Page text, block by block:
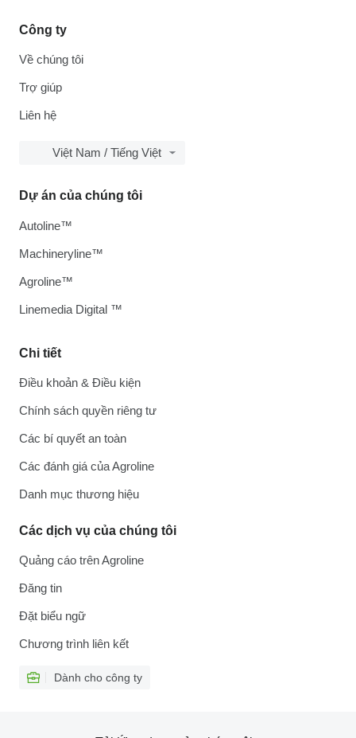
Công ty
Về chúng tôi
Trợ giúp
Liên hệ
Việt Nam / Tiếng Việt
Chi tiết
Điều khoản & Điều kiện
Chính sách quyền riêng tư
Các bí quyết an toàn
Các đánh giá của Agroline
Danh mục thương hiệu
Các dịch vụ của chúng tôi
Quảng cáo trên Agroline
Đăng tin
Đặt biểu ngữ
Chương trình liên kết
Dành cho công ty
Dự án của chúng tôi
Autoline™
Machineryline™
Agroline™
Linemedia Digital ™